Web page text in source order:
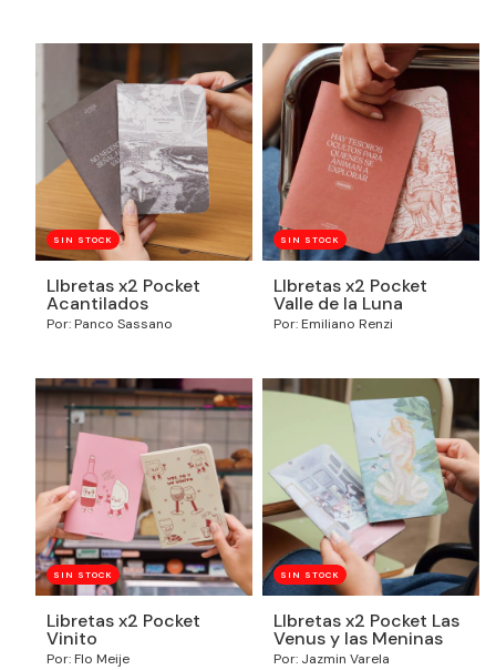
SIN STOCK
LIbretas x2 Pocket
Acantilados
Por: Panco Sassano
SIN STOCK
LIbretas x2 Pocket
Valle de la Luna
Por: Emiliano Renzi
SIN STOCK
Libretas x2 Pocket
Vinito
Por: Flo Meije
SIN STOCK
LIbretas x2 Pocket Las
Venus y las Meninas
Por: Jazmin Varela